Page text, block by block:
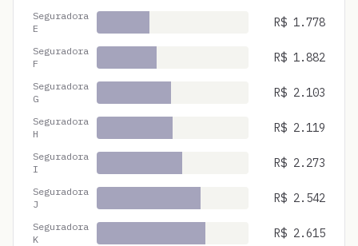
Seguradora
E
R$ 1.778
Seguradora
F
R$ 1.882
Seguradora
G
R$ 2.103
Seguradora
H
R$ 2.119
Seguradora
I
R$ 2.273
Seguradora
J
R$ 2.542
Seguradora
K
R$ 2.615